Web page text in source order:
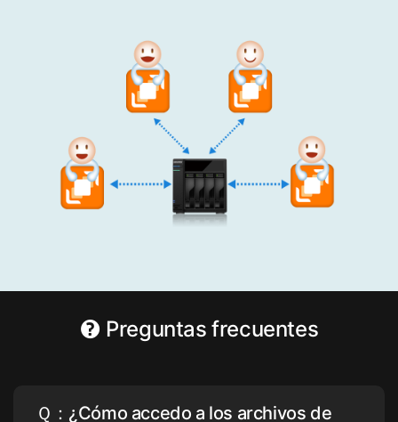
Preguntas frecuentes
Ｑ：¿Cómo accedo a los archivos de